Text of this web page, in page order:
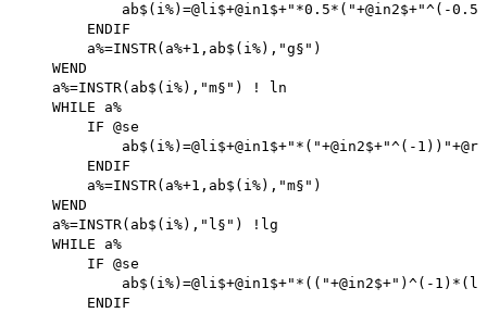
ab$(i%)=@li$+@in1$+"*0.5*("+@in2$+"^(-
        ENDIF
        a%=INSTR(a%+1,ab$(i%),"g§")
    WEND
    a%=INSTR(ab$(i%),"m§") ! ln
    WHILE a%
        IF @se
ab$(i%)=@li$+@in1$+"*("+@in2$+"^(-
        ENDIF
        a%=INSTR(a%+1,ab$(i%),"m§")
    WEND
    a%=INSTR(ab$(i%),"l§") !lg
    WHILE a%
        IF @se
ab$(i%)=@li$+@in1$+"*(("+@in2$+")^(-
        ENDIF